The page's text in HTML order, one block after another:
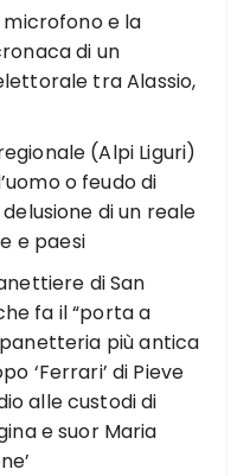
microfono e la
di un
tra Alassio,
(Alpi Liguri)
o feudo di
di un reale
e paesi
di San
fa il “porta a
più antica
‘Ferrari’ di Pieve
alle custodi di
e suor Maria